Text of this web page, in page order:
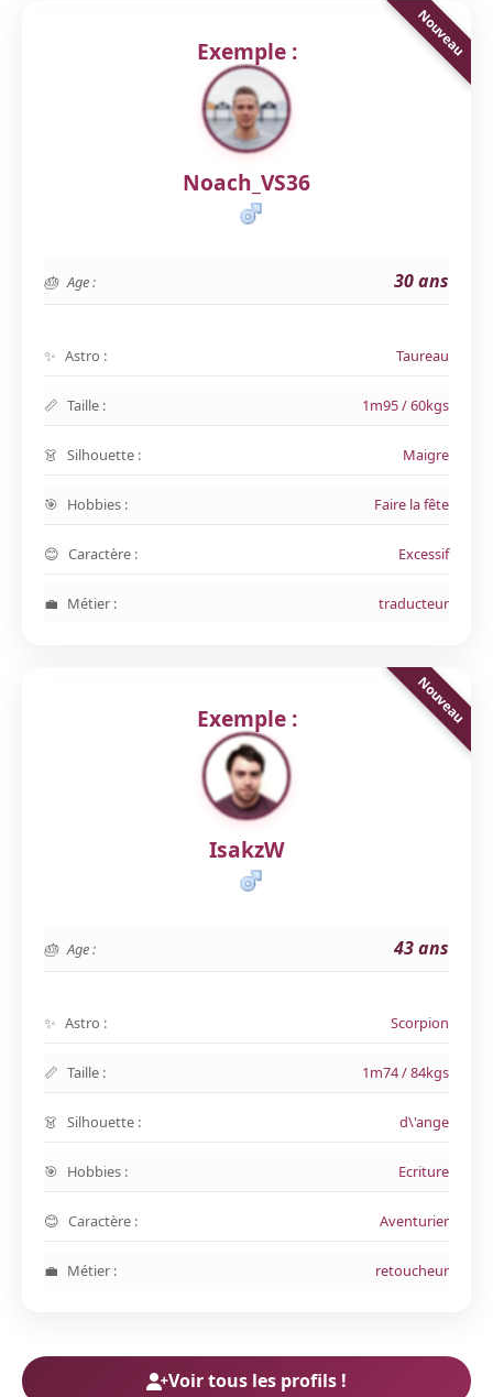
Exemple :
Noach_VS36
Age : 30 ans
Astro : Taureau
Taille : 1m95 / 60kgs
Silhouette : Maigre
Hobbies : Faire la fête
Caractère : Excessif
Métier : traducteur
Exemple :
IsakzW
Age : 43 ans
Astro : Scorpion
Taille : 1m74 / 84kgs
Silhouette : d\'ange
Hobbies : Ecriture
Caractère : Aventurier
Métier : retoucheur
Voir tous les profils !